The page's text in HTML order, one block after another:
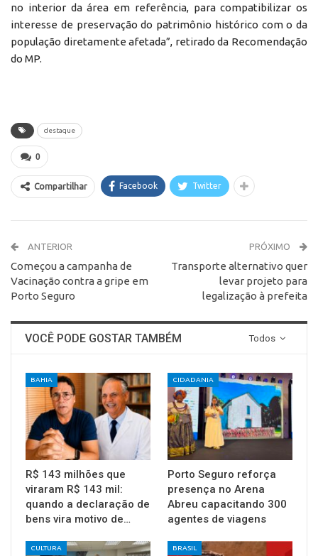
no interior da área em referência, para compatibilizar os
interesse de preservação do patrimônio histórico com o da
população diretamente afetada”, retirado da Recomendação
do MP.
destaque
0
Compartilhar Facebook Twitter
ANTERIOR
Começou a campanha de
Vacinação contra a gripe em
Porto Seguro
PRÓXIMO
Transporte alternativo quer
levar projeto para
legalização à prefeita
Todos
VOCÊ PODE GOSTAR TAMBÉM
BAHIA
R$ 143 milhões que
viraram R$ 143 mil:
quando a declaração de
bens vira motivo de…
CIDADANIA
Porto Seguro reforça
presença no Arena
Abreu capacitando 300
agentes de viagens
CULTURA BRASIL